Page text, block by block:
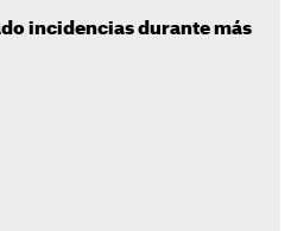
incidencias durante más